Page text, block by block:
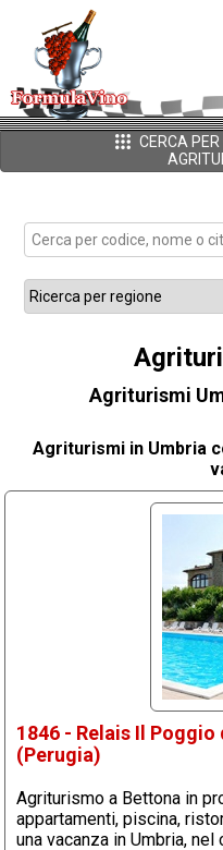
Agriturismi
Agriturismi in Umbria
1846 - Relais Il
(Perugia)
Agriturismo a Bettona in
appartamenti, piscina,
una vacanza in Umbria,
CERCA